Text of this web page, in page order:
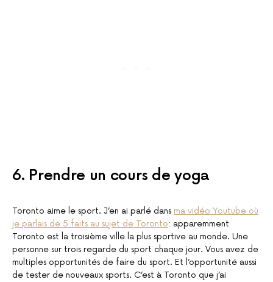
6. Prendre un cours de yoga
Toronto aime le sport. J’en ai parlé dans ma vidéo Youtube où
je parlais de 5 faits au sujet de Toronto: apparemment
Toronto est la troisième ville la plus sportive au monde. Une
personne sur trois regarde du sport chaque jour. Vous avez de
multiples opportunités de faire du sport. Et l’opportunité aussi
de tester de nouveaux sports. C’est à Toronto que j’ai